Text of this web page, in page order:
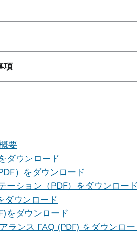
項
要
ダウンロード
）をダウンロード
ーション（PDF）をダウンロー
ダウンロード
をダウンロード
ランス FAQ (PDF) をダウンロ